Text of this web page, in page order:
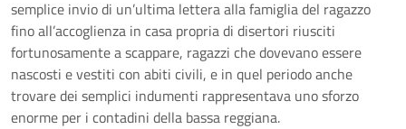
semplice invio di un’ultima lettera alla famiglia del ragazzo
fino all’accoglienza in casa propria di disertori riusciti
fortunosamente a scappare, ragazzi che dovevano essere
nascosti e vestiti con abiti civili, e in quel periodo anche
trovare dei semplici indumenti rappresentava uno sforzo
enorme per i contadini della bassa reggiana.